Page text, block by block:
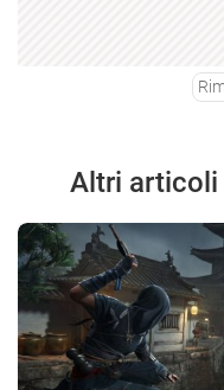
Altri articoli